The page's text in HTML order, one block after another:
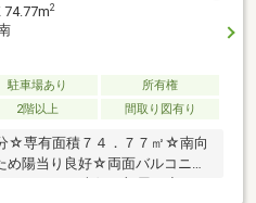
74.77m2
駐車場あり
所有権
2階以上 間取り図有り
☆専有面積７４．７７㎡☆南向
め陽当り良好☆両面バルコニー
ガラス（南側３部屋）◇ワイ